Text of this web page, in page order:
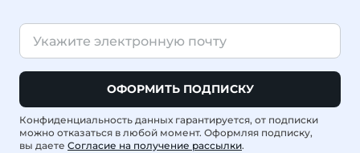
ОФОРМИТЬ ПОДПИСКУ
Конфиденциальность данных гарантируется, от подписки
можно отказаться в любой момент. Оформляя подписку,
вы даете Согласие на получение рассылки.